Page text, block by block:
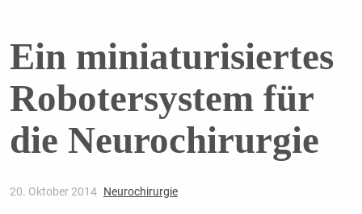
Ein miniaturisiertes
Robotersystem für
die Neurochirurgie
20. Oktober 2014 Neurochirurgie